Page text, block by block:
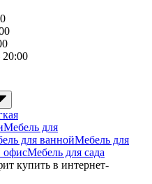
Мебель для
для ваннойМебель для
Мебель для сада
купить в интернет-